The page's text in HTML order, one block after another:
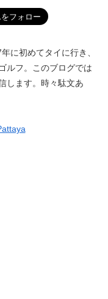
に初めてタイに行き、
ルフ。このブログでは
します。時々駄文あ